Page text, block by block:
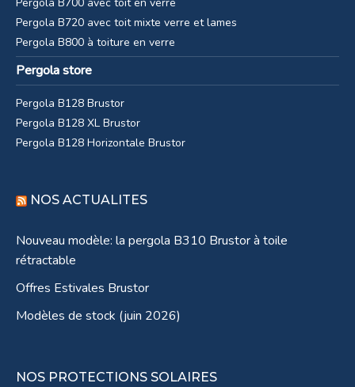
Pergola B720 avec toit mixte verre et lames
Pergola B800 à toiture en verre
Pergola store
Pergola B128 Brustor
Pergola B128 XL Brustor
Pergola B128 Horizontale Brustor
NOS ACTUALITES
Nouveau modèle: la pergola B310 Brustor à toile
rétractable
Offres Estivales Brustor
Modèles de stock (juin 2026)
NOS PROTECTIONS SOLAIRES